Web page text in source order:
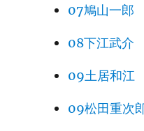
07鳩山一郎
08下江武介
09土居和江
09松田重次